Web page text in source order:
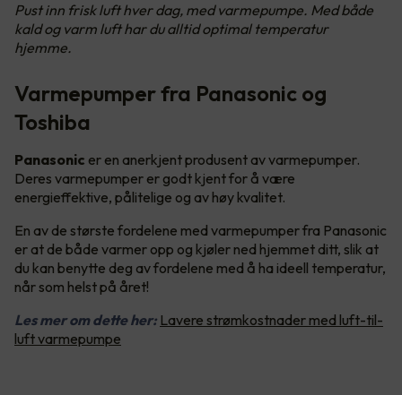
Pust inn frisk luft hver dag, med varmepumpe. Med både
kald og varm luft har du alltid optimal temperatur
hjemme.
Varmepumper fra Panasonic og
Toshiba
Panasonic er en anerkjent produsent av varmepumper.
Deres varmepumper er godt kjent for å være
energieffektive, pålitelige og av høy kvalitet.
En av de største fordelene med varmepumper fra Panasonic
er at de både varmer opp og kjøler ned hjemmet ditt, slik at
du kan benytte deg av fordelene med å ha ideell temperatur,
når som helst på året!
Les mer om dette her: Lavere strømkostnader med luft-til-
luft varmepumpe